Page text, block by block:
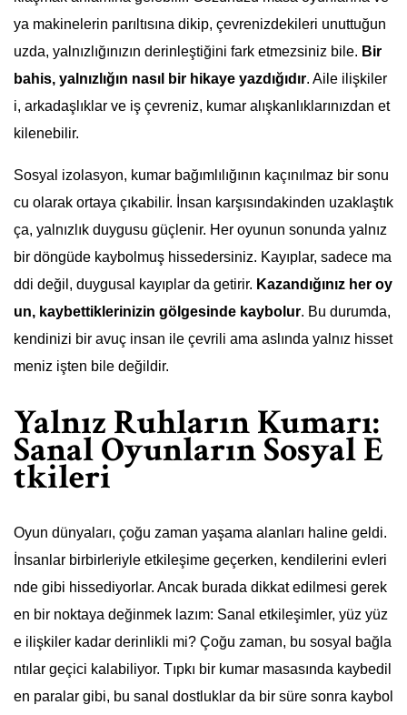
ya makinelerin parıltısına dikip, çevrenizdekileri unuttuğun
uzda, yalnızlığınızın derinleştiğini fark etmezsiniz bile. Bir
bahis, yalnızlığın nasıl bir hikaye yazdığıdır. Aile ilişkiler
i, arkadaşlıklar ve iş çevreniz, kumar alışkanlıklarınızdan et
kilenebilir.
Sosyal izolasyon, kumar bağımlılığının kaçınılmaz bir sonu
cu olarak ortaya çıkabilir. İnsan karşısındakinden uzaklaştık
ça, yalnızlık duygusu güçlenir. Her oyunun sonunda yalnız
bir döngüde kaybolmuş hissedersiniz. Kayıplar, sadece ma
ddi değil, duygusal kayıplar da getirir. Kazandığınız her oy
un, kaybettiklerinizin gölgesinde kaybolur. Bu durumda,
kendinizi bir avuç insan ile çevrili ama aslında yalnız hisset
meniz işten bile değildir.
Yalnız Ruhların Kumarı:
Sanal Oyunların Sosyal E
tkileri
Oyun dünyaları, çoğu zaman yaşama alanları haline geldi.
İnsanlar birbirleriyle etkileşime geçerken, kendilerini evleri
nde gibi hissediyorlar. Ancak burada dikkat edilmesi gerek
en bir noktaya değinmek lazım: Sanal etkileşimler, yüz yüz
e ilişkiler kadar derinlikli mi? Çoğu zaman, bu sosyal bağla
ntılar geçici kalabiliyor. Tıpkı bir kumar masasında kaybedil
en paralar gibi, bu sanal dostluklar da bir süre sonra kaybol